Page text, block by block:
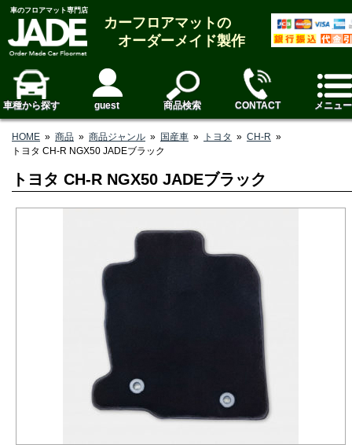
車のフロアマット専門店
カーフロアマットの
オーダーメイド製作
車種から探す guest 商品検索 CONTACT メニュー
HOME » 商品 » 商品ジャンル » 国産車 » トヨタ » CH-R »
トヨタ CH-R NGX50 JADEブラック
トヨタ CH-R NGX50 JADEブラック